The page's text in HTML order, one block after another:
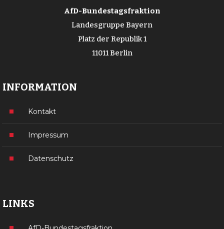
AfD-Bundestagsfraktion
Landesgruppe Bayern
Platz der Republik 1
11011 Berlin
INFORMATION
Kontakt
Impressum
Datenschutz
LINKS